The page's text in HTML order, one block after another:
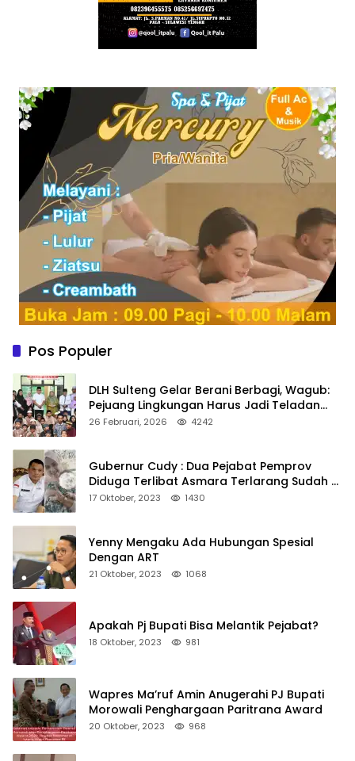
Pos Populer
DLH Sulteng Gelar Berani Berbagi, Wagub:
Pejuang Lingkungan Harus Jadi Teladan
Kepedulian
26 Februari, 2026 4242
Gubernur Cudy : Dua Pejabat Pemprov
Diduga Terlibat Asmara Terlarang Sudah di
Non Job
17 Oktober, 2023 1430
Yenny Mengaku Ada Hubungan Spesial
Dengan ART
21 Oktober, 2023 1068
Apakah Pj Bupati Bisa Melantik Pejabat?
18 Oktober, 2023 981
Wapres Ma’ruf Amin Anugerahi PJ Bupati
Morowali Penghargaan Paritrana Award
20 Oktober, 2023 968